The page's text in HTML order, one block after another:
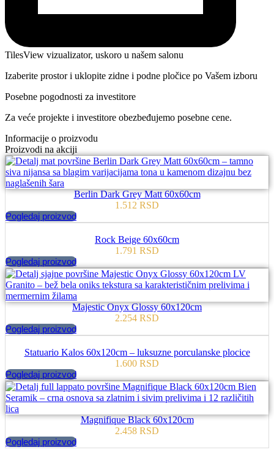
TilesView vizualizator, uskoro u našem salonu
Izaberite prostor i uklopite zidne i podne pločice po Vašem izboru
Posebne pogodnosti za investitore
Za veće projekte i investitore obezbeđujemo posebne cene.
Informacije o proizvodu
Proizvodi na akciji
Berlin Dark Grey Matt 60x60cm
1.512 RSD
Pogledaj proizvod
Rock Beige 60x60cm
1.791 RSD
Pogledaj proizvod
Majestic Onyx Glossy 60x120cm
2.254 RSD
Pogledaj proizvod
Statuario Kalos 60x120cm – luksuzne porculanske plocice
1.600 RSD
Pogledaj proizvod
Magnifique Black 60x120cm
2.458 RSD
Pogledaj proizvod